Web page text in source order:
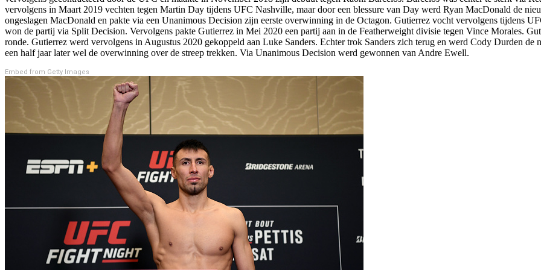
vervolgens in Maart 2019 vechten tegen Martin Day tijdens UFC Nashville, maar door een blessure van Day werd Ryan MacDonald de
ongeslagen MacDonald en pakte via een Unanimous Decision zijn eerste overwinning in de Octagon. Gutierrez vocht vervolgens tijdens
won de partij via Split Decision. Vervolgens pakte Gutierrez in Mei 2020 een partij aan in de Featherweight divisie tegen Vince Morales.
ronde. Gutierrez werd vervolgens in Augustus 2020 gekoppeld aan Luke Sanders. Echter trok Sanders zich terug en werd Cody Durden
een half jaar later wel de overwinning over de streep trekken. Via Unanimous Decision werd gewonnen van Andre Ewell.
Embed from Getty Images